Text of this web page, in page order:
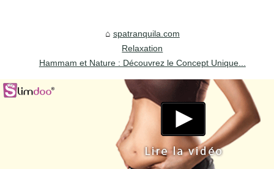
spatranquila.com
Relaxation
Hammam et Nature : Découvrez le Concept Unique...